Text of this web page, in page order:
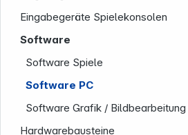
Eingabegeräte Spielekonsolen
Software
Software Spiele
Software PC
Software Grafik / Bildbearbeitung
Hardwarebausteine